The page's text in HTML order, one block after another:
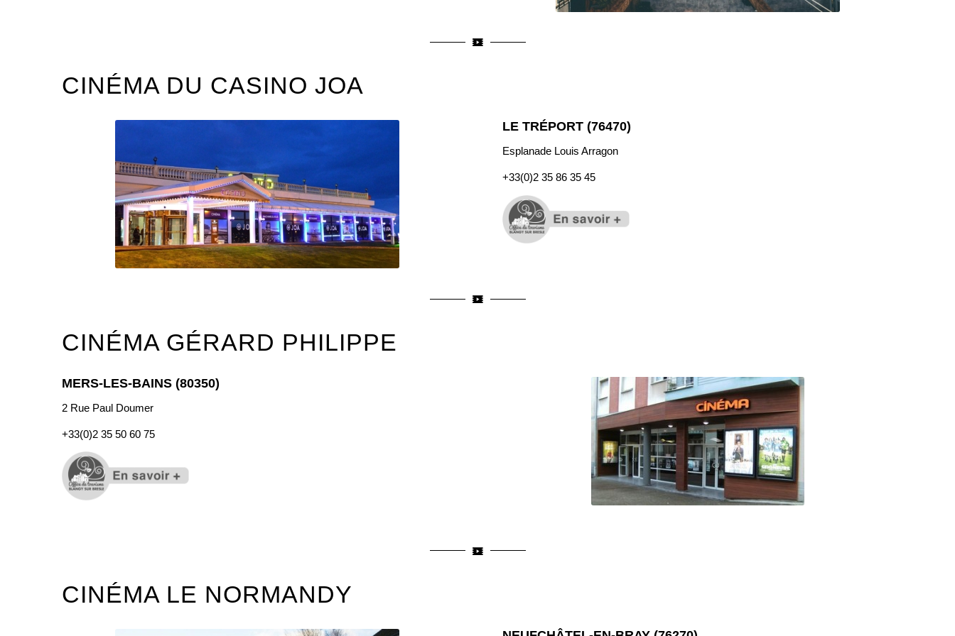
CINÉMA DU CASINO JOA
LE TRÉPORT (76470)
Esplanade Louis Arragon
+33(0)2 35 86 35 45
CINÉMA GÉRARD PHILIPPE
MERS-LES-BAINS (80350)
2 Rue Paul Doumer
+33(0)2 35 50 60 75
CINÉMA LE NORMANDY